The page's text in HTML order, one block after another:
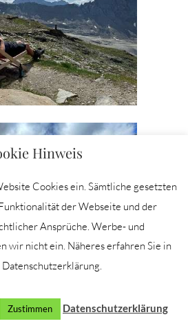
Hinweis
Cookies ein. Sämtliche gesetzten
der Webseite und der
Ansprüche. Werbe- und
wir nicht ein. Näheres erfahren Sie in
Zustimmen Datenschutzerklärung